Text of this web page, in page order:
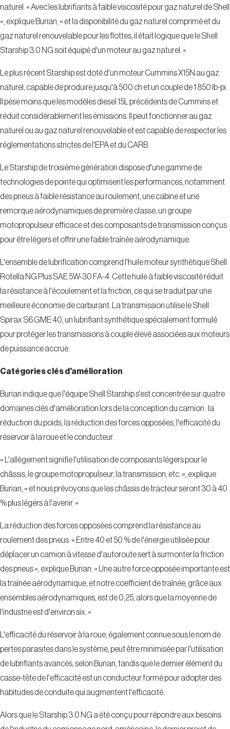
naturel. « Avec les lubrifiants à faible viscosité pour gaz naturel de Shell
», explique Burian, « et la disponibilité du gaz naturel comprimé et du
gaz naturel renouvelable pour les flottes, il était logique que le Shell
Starship 3.0 NG soit équipé d'un moteur au gaz naturel. »
Le plus récent Starship est doté d'un moteur Cummins X15N au gaz
naturel, capable de produire jusqu'à 500 ch et un couple de 1 850 lb-pi.
Il pèse moins que les modèles diesel 15L précédents de Cummins et
réduit considérablement les émissions. Il peut fonctionner au gaz
naturel ou au gaz naturel renouvelable et est capable de respecter les
réglementations strictes de l'EPA et du CARB.
Le Starship de troisième génération dispose d'une gamme de
technologies de pointe qui optimisent les performances, notamment
des pneus à faible résistance au roulement, une cabine et une
remorque aérodynamiques de première classe, un groupe
motopropulseur efficace et des composants de transmission conçus
pour être légers et offrir une faible traînée aérodynamique.
L'ensemble de lubrification comprend l'huile moteur synthétique Shell
Rotella NG Plus SAE 5W-30 FA-4. Cette huile à faible viscosité réduit
la résistance à l'écoulement et la friction, ce qui se traduit par une
meilleure économie de carburant. La transmission utilise le Shell
Spirax S6 GME 40, un lubrifiant synthétique spécialement formulé
pour protéger les transmissions à couple élevé associées aux moteurs
de puissance accrue.
Catégories clés d'amélioration
Burian indique que l'équipe Shell Starship s'est concentrée sur quatre
domaines clés d'amélioration lors de la conception du camion : la
réduction du poids, la réduction des forces opposées, l'efficacité du
réservoir à la roue et le conducteur.
« L'allègement signifie l'utilisation de composants légers pour le
châssis, le groupe motopropulseur, la transmission, etc. », explique
Burian, « et nous prévoyons que les châssis de tracteur seront 30 à 40
% plus légers à l'avenir. »
La réduction des forces opposées comprend la résistance au
roulement des pneus. « Entre 40 et 50 % de l'énergie utilisée pour
déplacer un camion à vitesse d'autoroute sert à surmonter la friction
des pneus », explique Burian. « Une autre force opposée importante est
la traînée aérodynamique, et notre coefficient de traînée, grâce aux
ensembles aérodynamiques, est de 0,25, alors que la moyenne de
l'industrie est d'environ six. »
L'efficacité du réservoir à la roue, également connue sous le nom de
pertes parasites dans le système, peut être minimisée par l'utilisation
de lubrifiants avancés, selon Burian, tandis que le dernier élément du
casse-tête de l'efficacité est un conducteur formé pour adopter des
habitudes de conduite qui augmentent l'efficacité.
Alors que le Starship 3.0 NG a été conçu pour répondre aux besoins